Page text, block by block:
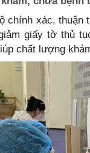
chính xác,
giấy tờ thủ
chất lượng